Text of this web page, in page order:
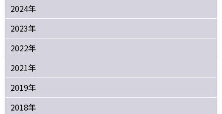
2024年
2023年
2022年
2021年
2019年
2018年